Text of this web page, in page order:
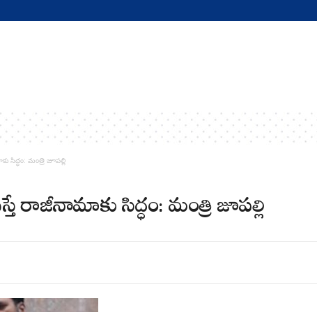
సిద్ధం: మంత్రి జూపల్లి
రాజీనామాకు సిద్ధం: మంత్రి జూపల్లి